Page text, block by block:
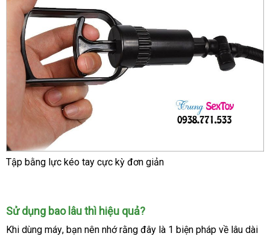
Tập bằng lực kéo tay cực kỳ đơn giản
Sử dụng bao lâumiễn
phí
thì hiệu quả?
Đài
Khi dùng máyphân
, bạn nên nhớ rằng đây là 1 biện pháp về lâu dài